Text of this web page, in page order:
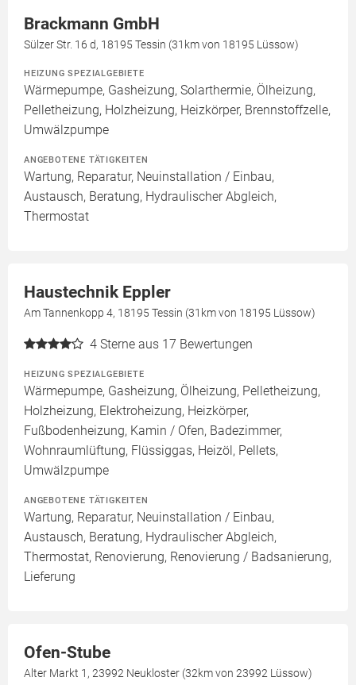
Brackmann GmbH
Sülzer Str. 16 d, 18195 Tessin (31km von 18195 Lüssow)
HEIZUNG SPEZIALGEBIETE
Wärmepumpe, Gasheizung, Solarthermie, Ölheizung,
Pelletheizung, Holzheizung, Heizkörper, Brennstoffzelle,
Umwälzpumpe
ANGEBOTENE TÄTIGKEITEN
Wartung, Reparatur, Neuinstallation / Einbau,
Austausch, Beratung, Hydraulischer Abgleich,
Thermostat
Haustechnik Eppler
Am Tannenkopp 4, 18195 Tessin (31km von 18195 Lüssow)
4 Sterne aus 17 Bewertungen
HEIZUNG SPEZIALGEBIETE
Wärmepumpe, Gasheizung, Ölheizung, Pelletheizung,
Holzheizung, Elektroheizung, Heizkörper,
Fußbodenheizung, Kamin / Ofen, Badezimmer,
Wohnraumlüftung, Flüssiggas, Heizöl, Pellets,
Umwälzpumpe
ANGEBOTENE TÄTIGKEITEN
Wartung, Reparatur, Neuinstallation / Einbau,
Austausch, Beratung, Hydraulischer Abgleich,
Thermostat, Renovierung, Renovierung / Badsanierung,
Lieferung
Ofen-Stube
Alter Markt 1, 23992 Neukloster (32km von 23992 Lüssow)